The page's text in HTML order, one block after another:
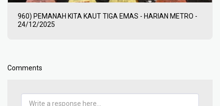
960) PEMANAH KITA KAUT TIGA EMAS - HARIAN METRO -
24/12/2025
Comments